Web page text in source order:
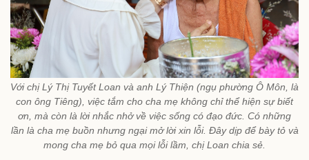
Với chị Lý Thị Tuyết Loan và anh Lý Thiện (ngụ phường Ô Môn, là
con ông Tiêng), việc tắm cho cha mẹ không chỉ thể hiện sự biết
ơn, mà còn là lời nhắc nhở về việc sống có đạo đức. Có những
lần là cha mẹ buồn nhưng ngại mở lời xin lỗi. Đây dịp để bày tỏ và
mong cha mẹ bỏ qua mọi lỗi lầm, chị Loan chia sẻ.